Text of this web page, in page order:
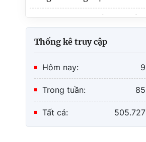
đổi số quốc gia góp phần
phát triển Chính phủ số,
kinh tế số và xã hội số
Đoàn viên, thanh niên Bộ
Tư pháp đời đời nhớ ơn
các anh hùng liệt sỹ
Thống kê truy cập
Hôm nay: 9
Trong tuần: 85
Tất cả: 505.727